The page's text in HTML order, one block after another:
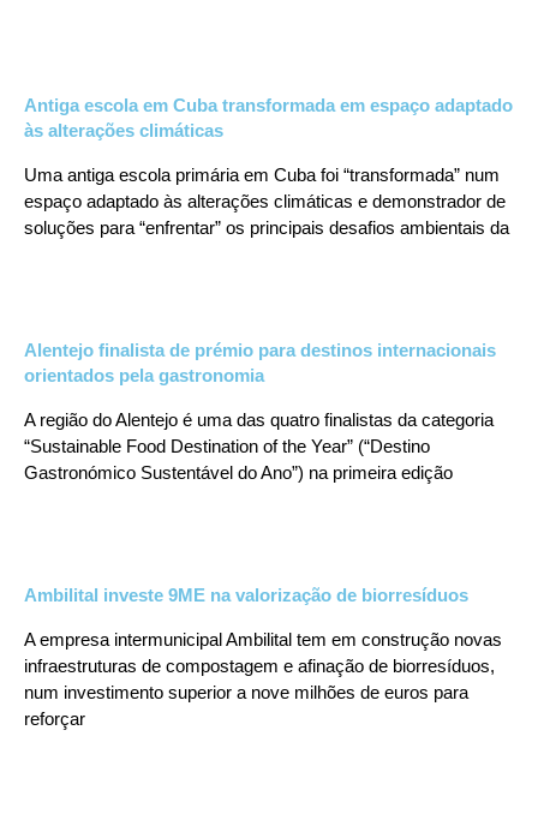
Antiga escola em Cuba transformada em espaço adaptado
às alterações climáticas
Uma antiga escola primária em Cuba foi “transformada” num
espaço adaptado às alterações climáticas e demonstrador de
soluções para “enfrentar” os principais desafios ambientais da
Alentejo finalista de prémio para destinos internacionais
orientados pela gastronomia
A região do Alentejo é uma das quatro finalistas da categoria
“Sustainable Food Destination of the Year” (“Destino
Gastronómico Sustentável do Ano”) na primeira edição
Ambilital investe 9ME na valorização de biorresíduos
A empresa intermunicipal Ambilital tem em construção novas
infraestruturas de compostagem e afinação de biorresíduos,
num investimento superior a nove milhões de euros para
reforçar